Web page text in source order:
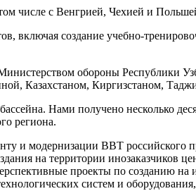
числе с Венгрией, Чехией и
включая создание учебно-
обороны Республики
Казахстаном, Киргизстаном,
Нами получено несколько
региона.
и модернизации ВВТ российского
на территории инозаказчиков
проекты по созданию на
систем и